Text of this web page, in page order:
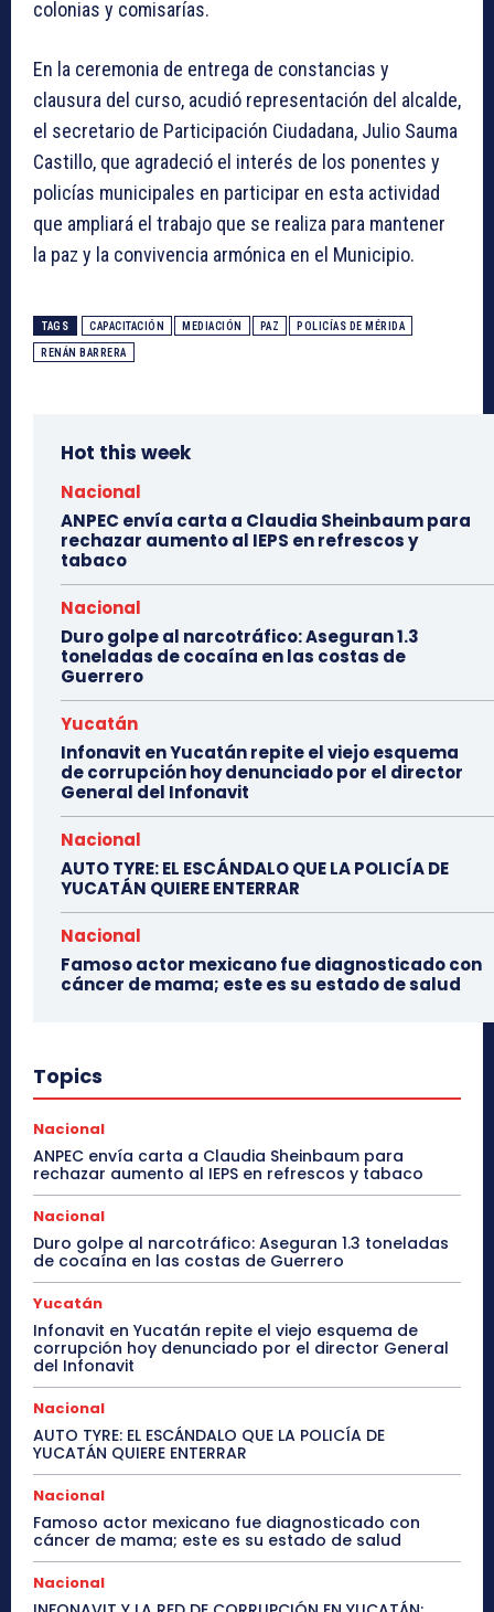
colonias y comisarías.
En la ceremonia de entrega de constancias y
clausura del curso, acudió representación del alcalde,
el secretario de Participación Ciudadana, Julio Sauma
Castillo, que agradeció el interés de los ponentes y
policías municipales en participar en esta actividad
que ampliará el trabajo que se realiza para mantener
la paz y la convivencia armónica en el Municipio.
TAGS CAPACITACIÓN MEDIACIÓN PAZ POLICÍAS DE MÉRIDA
RENÁN BARRERA
Hot this week
Nacional
ANPEC envía carta a Claudia Sheinbaum para
rechazar aumento al IEPS en refrescos y
tabaco
Nacional
Duro golpe al narcotráfico: Aseguran 1.3
toneladas de cocaína en las costas de
Guerrero
Yucatán
Infonavit en Yucatán repite el viejo esquema
de corrupción hoy denunciado por el director
General del Infonavit
Nacional
AUTO TYRE: EL ESCÁNDALO QUE LA POLICÍA DE
YUCATÁN QUIERE ENTERRAR
Nacional
Famoso actor mexicano fue diagnosticado con
cáncer de mama; este es su estado de salud
Topics
Nacional
ANPEC envía carta a Claudia Sheinbaum para
rechazar aumento al IEPS en refrescos y tabaco
Nacional
Duro golpe al narcotráfico: Aseguran 1.3 toneladas
de cocaína en las costas de Guerrero
Yucatán
Infonavit en Yucatán repite el viejo esquema de
corrupción hoy denunciado por el director General
del Infonavit
Nacional
AUTO TYRE: EL ESCÁNDALO QUE LA POLICÍA DE
YUCATÁN QUIERE ENTERRAR
Nacional
Famoso actor mexicano fue diagnosticado con
cáncer de mama; este es su estado de salud
Nacional